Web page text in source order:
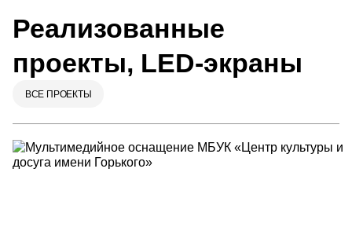
Реализованные
проекты, LED-экраны
ВСЕ ПРОЕКТЫ